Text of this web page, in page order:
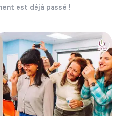
est déjà passé !